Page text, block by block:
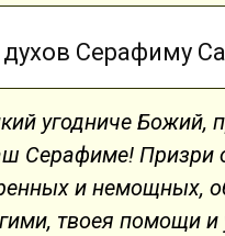
Серафиму
угодниче Божий,
Серафиме! Призри
и немощных,
твоея помощи и